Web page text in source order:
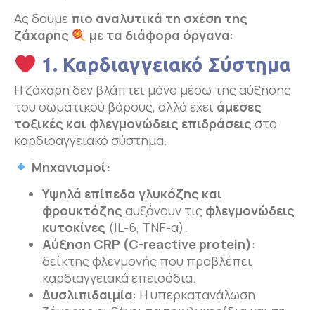
Ας δούμε πιο αναλυτικά τη σχέση της
ζάχαρης
με τα διάφορα όργανα:
1. Καρδιαγγειακό Σύστημα
Η ζάχαρη δεν βλάπτει μόνο μέσω της αύξησης
του σωματικού βάρους, αλλά έχει άμεσες
τοξικές και φλεγμονώδεις επιδράσεις στο
καρδιοαγγειακό σύστημα.
Μηχανισμοί:
Υψηλά επίπεδα γλυκόζης και
φρουκτόζης αυξάνουν τις φλεγμονώδεις
κυτοκίνες (IL-6, TNF-α).
Αύξηση CRP (C-reactive protein):
δείκτης φλεγμονής που προβλέπει
καρδιαγγειακά επεισόδια.
Δυσλιπιδαιμία: Η υπερκατανάλωση